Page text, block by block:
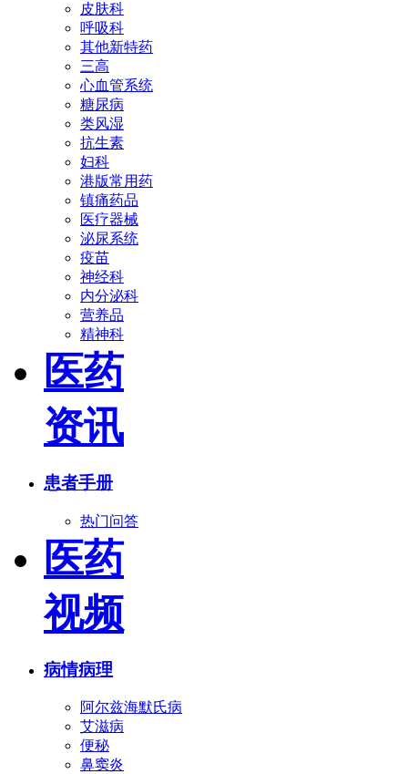
皮肤科
呼吸科
其他新特药
三高
心血管系统
糖尿病
类风湿
抗生素
妇科
港版常用药
镇痛药品
医疗器械
泌尿系统
疫苗
神经科
内分泌科
营养品
精神科
医药
资讯
患者手册
热门问答
医药
视频
病情病理
阿尔兹海默氏病
艾滋病
便秘
鼻窦炎